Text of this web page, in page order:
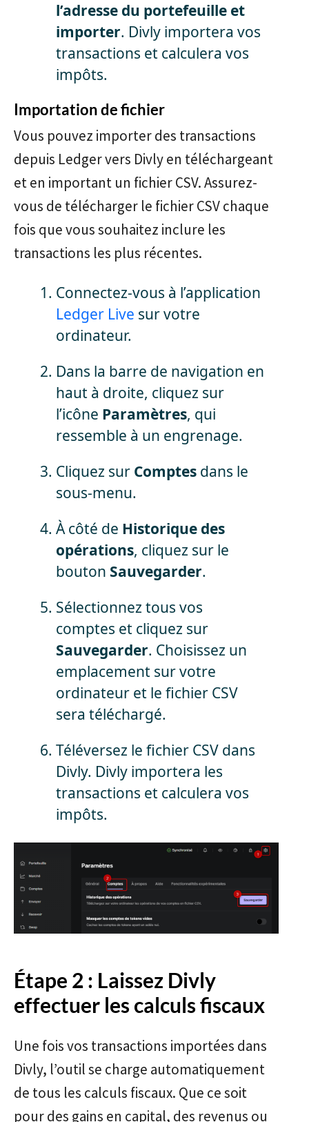
l’adresse du portefeuille et
importer. Divly importera vos
transactions et calculera vos
impôts.
Importation de fichier
Vous pouvez importer des transactions
depuis Ledger vers Divly en téléchargeant
et en important un fichier CSV. Assurez-
vous de télécharger le fichier CSV chaque
fois que vous souhaitez inclure les
transactions les plus récentes.
Connectez-vous à l’application
Ledger Live sur votre
ordinateur.
Dans la barre de navigation en
haut à droite, cliquez sur
l’icône Paramètres, qui
ressemble à un engrenage.
Cliquez sur Comptes dans le
sous-menu.
À côté de Historique des
opérations, cliquez sur le
bouton Sauvegarder.
Sélectionnez tous vos
comptes et cliquez sur
Sauvegarder. Choisissez un
emplacement sur votre
ordinateur et le fichier CSV
sera téléchargé.
Téléversez le fichier CSV dans
Divly. Divly importera les
transactions et calculera vos
impôts.
Étape 2 : Laissez Divly
effectuer les calculs fiscaux
Une fois vos transactions importées dans
Divly, l’outil se charge automatiquement
de tous les calculs fiscaux. Que ce soit
pour des gains en capital, des revenus ou